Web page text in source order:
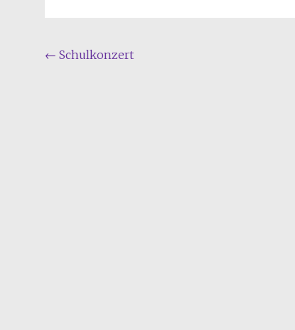
Beitragsnavigation
← Schulkonzert